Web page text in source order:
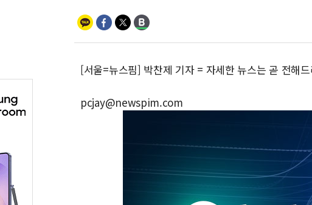
[서울=뉴스핌] 박찬제 기자 = 자세한 뉴스는 곧 전해
pcjay@newspim.com